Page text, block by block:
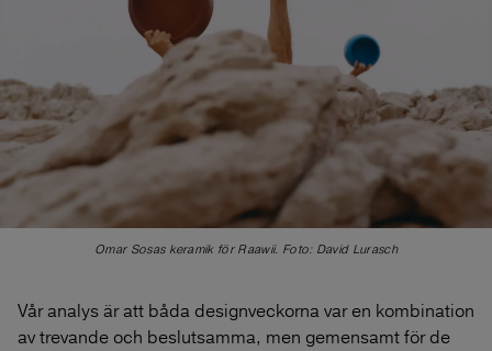
Omar Sosas keramik för Raawii. Foto: David Lurasch
Vår analys är att båda designveckorna var en kombination
av trevande och beslutsamma, men gemensamt för de